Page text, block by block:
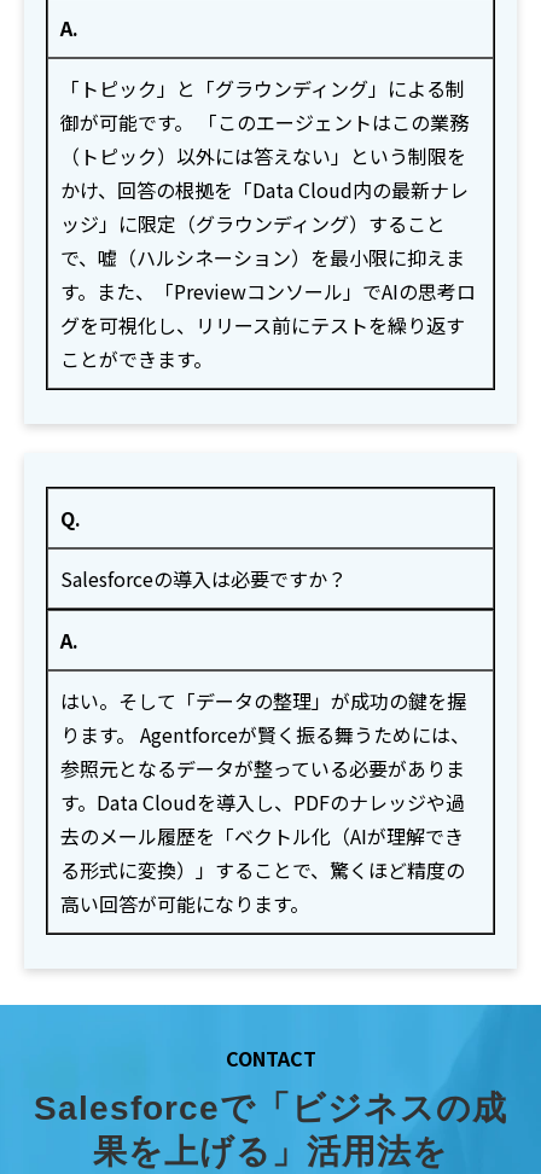
A.
「トピック」と「グラウンディング」による制
御が可能です。 「このエージェントはこの業務
（トピック）以外には答えない」という制限を
かけ、回答の根拠を「Data Cloud内の最新ナレ
ッジ」に限定（グラウンディング）すること
で、嘘（ハルシネーション）を最小限に抑えま
す。また、「Previewコンソール」でAIの思考ロ
グを可視化し、リリース前にテストを繰り返す
ことができます。
Q.
Salesforceの導入は必要ですか？
A.
はい。そして「データの整理」が成功の鍵を握
ります。 Agentforceが賢く振る舞うためには、
参照元となるデータが整っている必要がありま
す。Data Cloudを導入し、PDFのナレッジや過
去のメール履歴を「ベクトル化（AIが理解でき
る形式に変換）」することで、驚くほど精度の
高い回答が可能になります。
CONTACT
Salesforceで「ビジネスの成
果を上げる」活用法を